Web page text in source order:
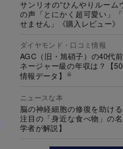
サンリオの“ひんやりルーム
の声「とにかく超可愛い」
せません」《購入レビュー》
ダイヤモンド・口コミ情報
AGC（旧・旭硝子）の40代
ネージャー級の年収は？【
情報データ】
ニュースな本
脳の神経細胞の修復を助け
注目の「身近な食べ物」の
学者が解説】